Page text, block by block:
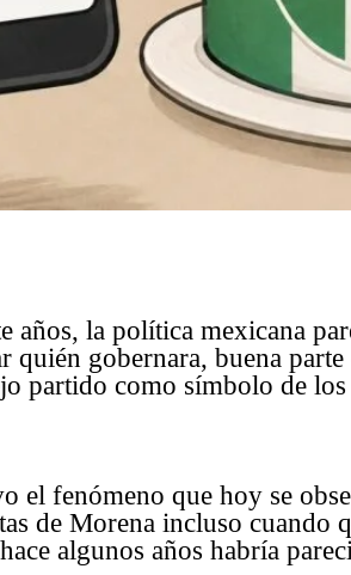
años, la política mexicana
gobernara, buena
partido como símbolo de
el fenómeno que hoy se
de Morena incluso cuando
algunos años habría